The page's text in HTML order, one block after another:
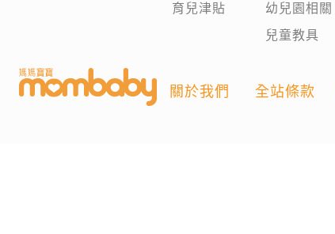
育兒津貼
幼兒園相關
兒童教具
關於我們 全站條款